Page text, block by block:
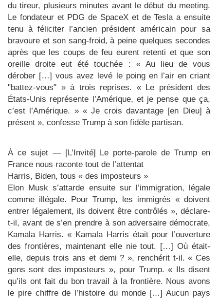
du tireur, plusieurs minutes avant le début du meeting.
Le fondateur et PDG de SpaceX et de Tesla a ensuite
tenu à féliciter l’ancien président américain pour sa
bravoure et son sang-froid, à peine quelques secondes
après que les coups de feu eurent retenti et que son
oreille droite eut été touchée : « Au lieu de vous
dérober […] vous avez levé le poing en l’air en criant
"battez-vous" » à trois reprises. « Le président des
États-Unis représente l’Amérique, et je pense que ça,
c’est l’Amérique. » « Je crois davantage [en Dieu] à
présent », confesse Trump à son fidèle partisan.
À ce sujet — [L’Invité] Le porte-parole de Trump en
France nous raconte tout de l’attentat
Harris, Biden, tous « des imposteurs »
Elon Musk s’attarde ensuite sur l’immigration, légale
comme illégale. Pour Trump, les immigrés « doivent
entrer légalement, ils doivent être contrôlés », déclare-
t-il, avant de s’en prendre à son adversaire démocrate,
Kamala Harris. « Kamala Harris était pour l’ouverture
des frontières, maintenant elle nie tout. […] Où était-
elle, depuis trois ans et demi ? », renchérit t-il. « Ces
gens sont des imposteurs », pour Trump. « Ils disent
qu’ils ont fait du bon travail à la frontière. Nous avons
le pire chiffre de l’histoire du monde […] Aucun pays